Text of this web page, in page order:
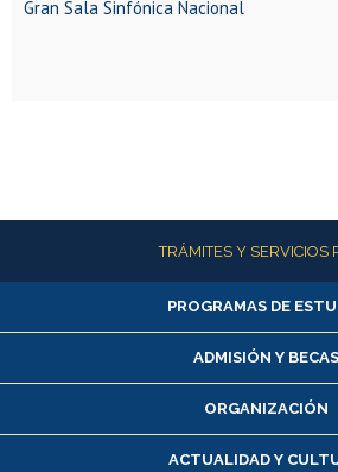
Gran Sala Sinfónica Nacional
Más informaciónTRÁMITES Y SERVICIOS
Alumnas/os y
Matrícula en línea
Inscripción y cambio de
Consulta y certificado de
PROGRAMAS DE
ADMISIÓN Y BECAS
ORGANIZACIÓN
ACTUALIDAD Y